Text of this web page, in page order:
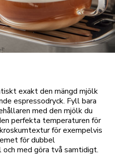
exakt den mängd mjölk
espressodryck. Fyll bara
med den mjölk du
perfekta temperaturen för
för exempelvis
för dubbel
med göra två samtidigt.